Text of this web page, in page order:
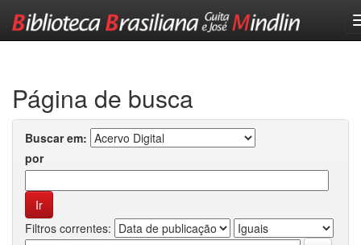
Página de busca
Buscar em:
por
Filtros correntes: